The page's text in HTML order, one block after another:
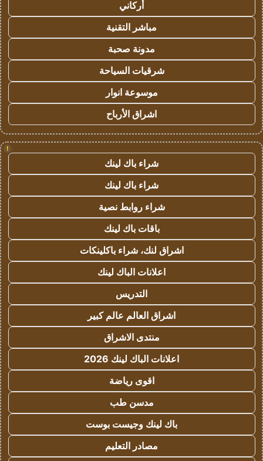
أركاني
مباشر التقنية
مدونة صحبة
شرقيات السياحة
موسوعة انوار
اشراق الأرباح
!
شراء باك لينك
شراء باك لينك
شراء روابط نصية
باقات باك لينك
اشراق لنك، شراء باكلينكات
اعلانات الباك لينك
التدريس
اشراق العالم عالم كبير
منتدى الاشراق
اعلانات الباك لينك 2026
اقوى رياضة
مدسن طب
باك لينك وجيست بوست
مصادر التعليم